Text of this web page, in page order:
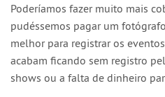
Poderíamos fazer muito mais
pudéssemos pagar um
melhor para registrar os
acabam ficando sem registro
shows ou a falta de dinheiro